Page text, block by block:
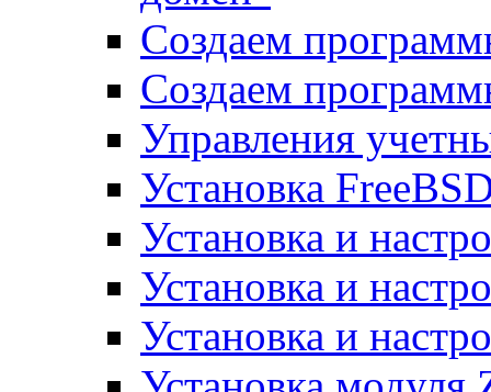
Создаем
Создаем
Управления
Установка
Установка и
Установка и
Установка и